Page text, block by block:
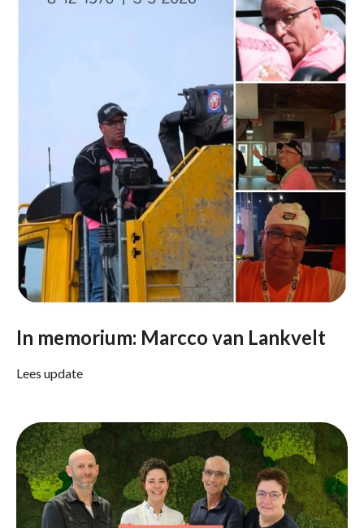
In memorium: Marcco van Lankvelt
Lees update